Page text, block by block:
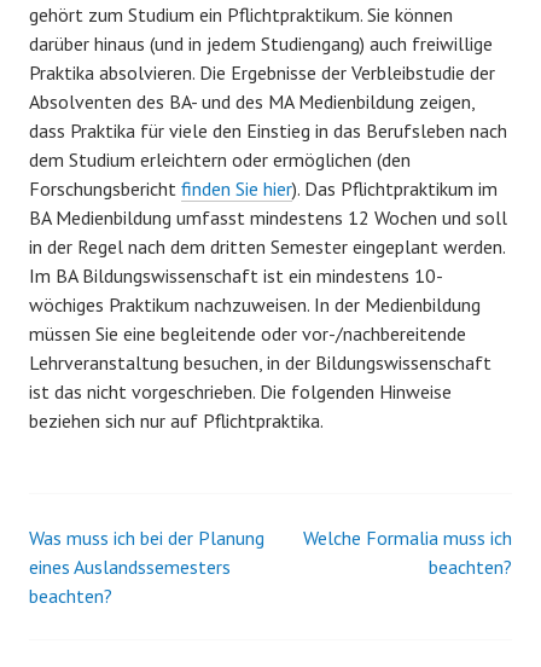
gehört zum Studium ein Pflichtpraktikum. Sie können
darüber hinaus (und in jedem Studiengang) auch freiwillige
Praktika absolvieren. Die Ergebnisse der Verbleibstudie der
Absolventen des BA- und des MA Medienbildung zeigen,
dass Praktika für viele den Einstieg in das Berufsleben nach
dem Studium erleichtern oder ermöglichen (den
Forschungsbericht finden Sie hier). Das Pflichtpraktikum im
BA Medienbildung umfasst mindestens 12 Wochen und soll
in der Regel nach dem dritten Semester eingeplant werden.
Im BA Bildungswissenschaft ist ein mindestens 10-
wöchiges Praktikum nachzuweisen. In der Medienbildung
müssen Sie eine begleitende oder vor-/nachbereitende
Lehrveranstaltung besuchen, in der Bildungswissenschaft
ist das nicht vorgeschrieben. Die folgenden Hinweise
beziehen sich nur auf Pflichtpraktika.
Beitrags-
Navigation
Was muss ich bei der Planung
eines Auslandssemesters
beachten?
Welche Formalia muss ich
beachten?